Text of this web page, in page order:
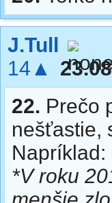
J.Tull
14▲
22. Prečo
nešťastie,
Napríklad:
*V roku